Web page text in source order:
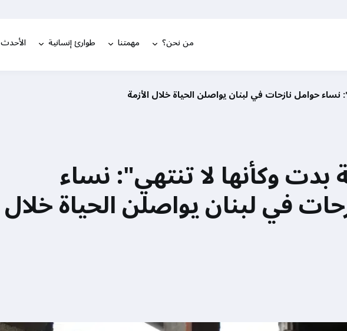
من نحن؟ مهمتنا طوارئ إنسانية الأحدث
حوامل نازحات في لبنان يواصلن الحياة خلال الأزمة
وكأنها لا تنتهي": نساء
في لبنان يواصلن الحياة خلال